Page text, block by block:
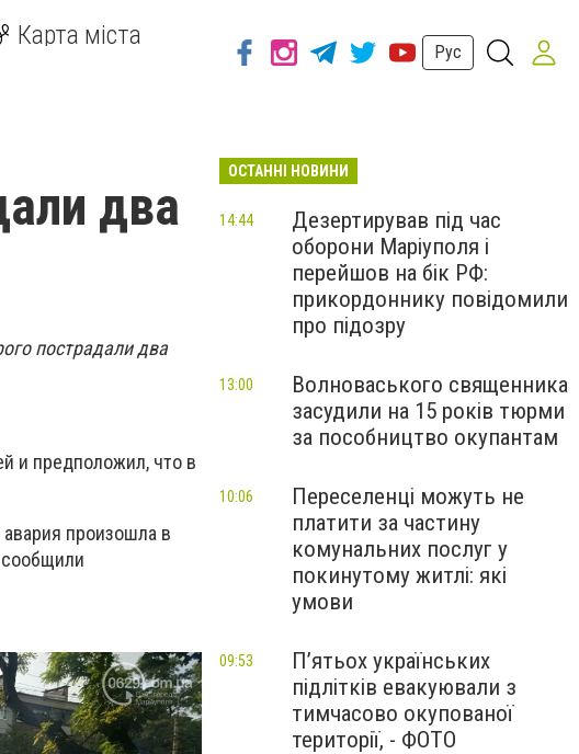
Карта міста
Рус
два
пострадали два
и предположил, что в
произошла в
ОСТАННІ НОВИНИ
Дезертирував під час
оборони Маріуполя і
перейшов на бік РФ:
прикордоннику повідомили
про підозру
14:44
Волноваського священника
засудили на 15 років тюрми
за пособництво окупантам
13:00
Переселенці можуть не
платити за частину
комунальних послуг у
покинутому житлі: які
умови
10:06
П’ятьох українських
підлітків евакуювали з
тимчасово окупованої
території, - ФОТО
09:53